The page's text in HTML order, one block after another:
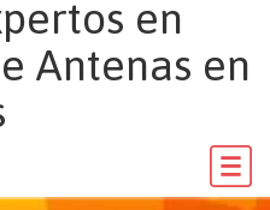
en
Antenas en